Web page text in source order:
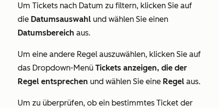
Um Tickets nach Datum zu filtern, klicken Sie auf
die Datumsauswahl und wählen Sie einen
Datumsbereich aus.
Um eine andere Regel auszuwählen, klicken Sie auf
das Dropdown-Menü Tickets anzeigen, die der
Regel entsprechen und wählen Sie eine Regel aus.
Um zu überprüfen, ob ein bestimmtes Ticket der